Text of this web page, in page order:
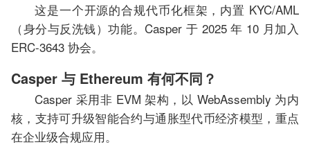
这是一个开源的合规代币化框架，内置 KYC/AML
（身分与反洗钱）功能。Casper 于 2025 年 10 月加入
ERC-3643 协会。
Casper 与 Ethereum 有何不同？
Casper 采用非 EVM 架构，以 WebAssembly 为内
核，支持可升级智能合约与通胀型代币经济模型，重点
在企业级合规应用。